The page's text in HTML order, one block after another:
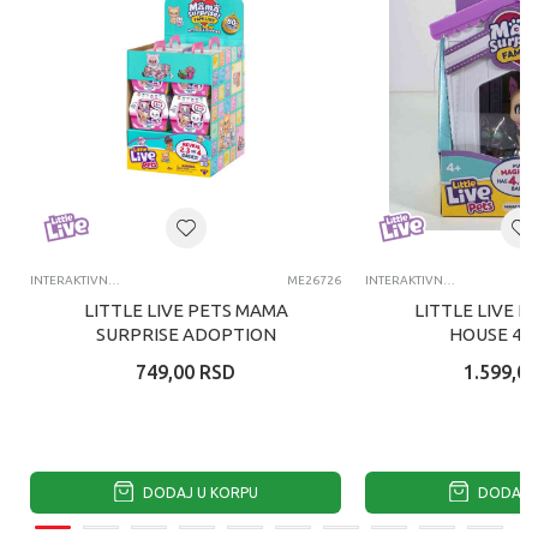
ME26726
LITTLE LIVE PETS MAMA
SURPRISE ADOPTION
749,00 RSD
DODAJ U KORPU
LITTLE LIVE
HOUSE
1.599,00
DODAJ